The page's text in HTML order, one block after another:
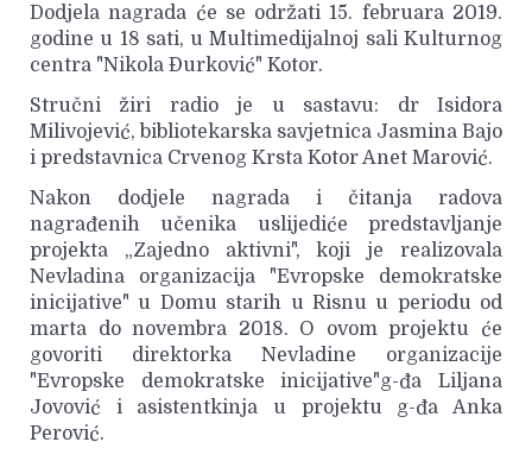
Dodjela nagrada će se održati 15. februara 2019.
godine u 18 sati, u Multimedijalnoj sali Kulturnog
centra "Nikola Đurković" Kotor.
Stručni žiri radio je u sastavu: dr Isidora
Milivojević, bibliotekarska savjetnica Jasmina Bajo
i predstavnica Crvenog Krsta Kotor Anet Marović.
Nakon dodjele nagrada i čitanja radova
nagrađenih učenika uslijediće predstavljanje
projekta „Zajedno aktivni", koji je realizovala
Nevladina organizacija "Evropske demokratske
inicijative" u Domu starih u Risnu u periodu od
marta do novembra 2018. O ovom projektu će
govoriti direktorka Nevladine organizacije
"Evropske demokratske inicijative"g-đa Liljana
Jovović i asistentkinja u projektu g-đa Anka
Perović.